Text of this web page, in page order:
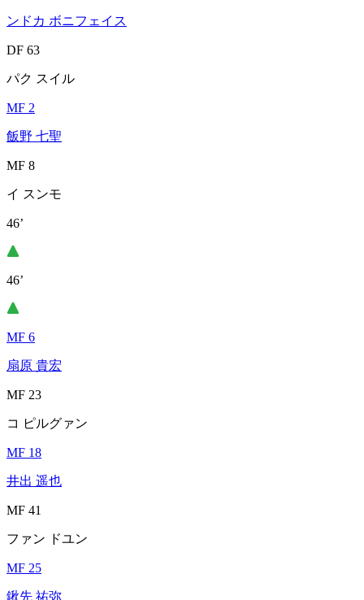
ンドカ ボニフェイス
DF 63
パク スイル
MF 2
飯野 七聖
MF 8
イ スンモ
46’
46’
MF 6
扇原 貴宏
MF 23
コ ピルグァン
MF 18
井出 遥也
MF 41
ファン ドユン
MF 25
鍬先 祐弥